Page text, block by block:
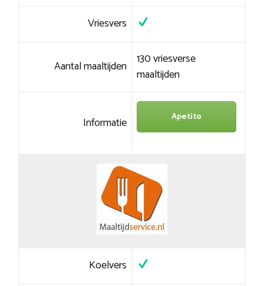
Vriesvers
Aantal maaltijden 130 vriesverse
maaltijden
Informatie Apetito
Koelvers